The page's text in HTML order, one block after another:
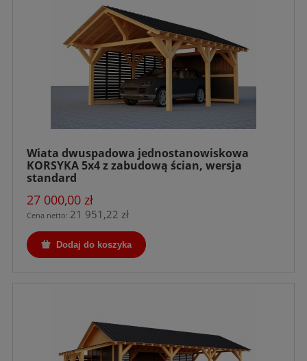
Wiata dwuspadowa jednostanowiskowa
KORSYKA 5x4 z zabudową ścian, wersja
standard
27 000,00 zł
Cena netto: 21 951,22 zł
Dodaj do koszyka